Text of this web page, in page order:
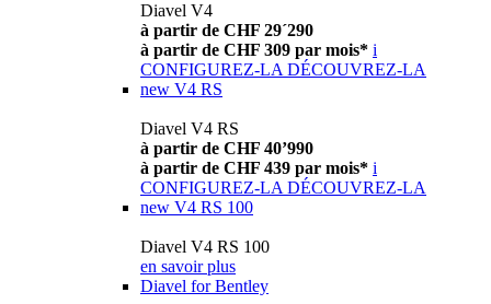
Diavel V4
à partir de CHF 29´290
à partir de CHF 309 par mois* i
CONFIGUREZ-LA DÉCOUVREZ-LA
new V4 RS
Diavel V4 RS
à partir de CHF 40’990
à partir de CHF 439 par mois* i
CONFIGUREZ-LA DÉCOUVREZ-LA
new V4 RS 100
Diavel V4 RS 100
en savoir plus
Diavel for Bentley